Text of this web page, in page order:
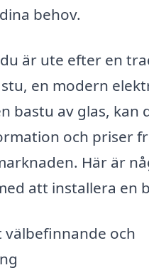
behov.
är ute efter en
en modern
bastu av glas, kan
och priser
Här är
att installera en
välbefinnande och